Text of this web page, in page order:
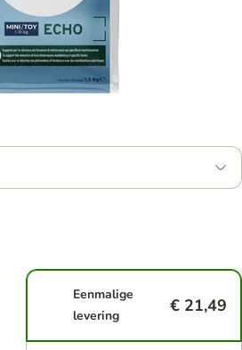
Eenmalige
levering
€ 21,49